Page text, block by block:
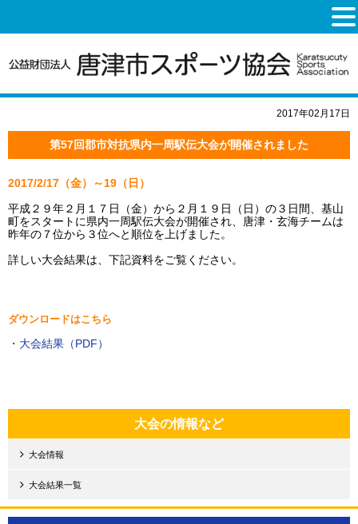
2017年02月17日
第57回郡市対抗県内一周駅伝大会が開催されました
2017/2/17（金）～19（日）
平成２９年２月１７日（金）から２月１９日（日）の３日間、基山
町をスタートに県内一周駅伝大会が開催され、唐津・玄海チームは
昨年の７位から３位へと順位を上げました。
詳しい大会結果は、下記資料をご覧ください。
ダウンロードはこちら
・大会結果（PDF）
大会の情報など
大会情報
大会結果一覧